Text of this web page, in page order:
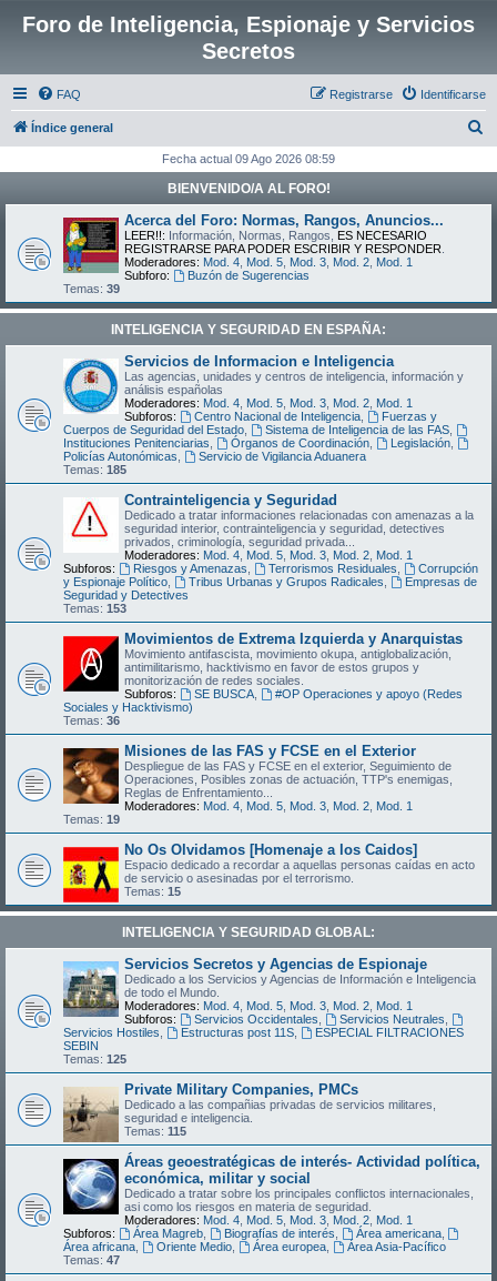
Foro de Inteligencia, Espionaje y Servicios
Secretos
FAQ Identificarse
Registrarse
Índice general
c
Fecha actual 09 Ago 2026 08:59
BIENVENIDO/A AL FORO!
Acerca del Foro: Normas, Rangos, Anuncios...
LEER!!: Información, Normas, Rangos, ES NECESARIO
REGISTRARSE PARA PODER ESCRIBIR Y RESPONDER
Moderadores: Mod. 4 Mod. 5 Mod. 3 Mod. 2 Mod. 1
Subforo:
Buzón de Sugerencias
Temas: 39
INTELIGENCIA Y SEGURIDAD EN ESPAÑA:
Servicios de Informacion e Inteligencia
Las agencias, unidades y centros de inteligencia, información y
análisis españolas
Moderadores: Mod. 4 Mod. 5 Mod. 3 Mod. 2 Mod. 1
Subforos:
Centro Nacional de Inteligencia,
Fuerzas y
Cuerpos de Seguridad del Estado
Sistema de Inteligencia de las FAS,
Instituciones Penitenciarias
Órganos de Coordinación, Legislación,
Policías Autonómicas
Servicio de Vigilancia Aduanera
Temas: 185
Contrainteligencia y Seguridad
Dedicado a tratar informaciones relacionadas con amenazas a la
seguridad interior, contrainteligencia y seguridad, detectives
privados, criminología, seguridad privada...
Moderadores: Mod. 4 Mod. 5 Mod. 3 Mod. 2 Mod. 1
Subforos:
Riesgos y Amenazas Terrorismos Residuales
Corrupción
y Espionaje Político
Tribus Urbanas y Grupos Radicales
Empresas de
Seguridad y Detectives
Temas: 153
Movimientos de Extrema Izquierda y Anarquistas
Movimiento antifascista, movimiento okupa, antiglobalización,
antimilitarismo, hacktivismo en favor de estos grupos y
monitorización de redes sociales.
Subforos:
SE BUSCA,
#OP Operaciones y apoyo (Redes
Sociales y Hacktivismo)
Temas: 36
Misiones de las FAS y FCSE en el Exterior
Despliegue de las FAS y FCSE en el exterior, Seguimiento de
Operaciones, Posibles zonas de actuación, TTP's enemigas,
Reglas de Enfrentamiento...
Moderadores: Mod. 4 Mod. 5 Mod. 3 Mod. 2 Mod. 1
Temas: 19
No Os Olvidamos [Homenaje a los Caidos]
Espacio dedicado a recordar a aquellas personas caídas en acto
de servicio o asesinadas por el terrorismo.
Temas: 15
INTELIGENCIA Y SEGURIDAD GLOBAL:
Servicios Secretos y Agencias de Espionaje
Dedicado a los Servicios y Agencias de Información e Inteligencia
de todo el Mundo.
Moderadores: Mod. 4 Mod. 5 Mod. 3 Mod. 2 Mod. 1
Subforos:
Servicios Occidentales Servicios Neutrales
Servicios Hostiles
Estructuras post 11S,
ESPECIAL FILTRACIONES
SEBIN
Temas: 125
Private Military Companies, PMCs
Dedicado a las compañias privadas de servicios militares,
seguridad e inteligencia.
Temas: 115
Áreas geoestratégicas de interés- Actividad política,
económica, militar y social
Dedicado a tratar sobre los principales conflictos internacionales,
asi como los riesgos en materia de seguridad.
Moderadores: Mod. 4 Mod. 5 Mod. 3 Mod. 2 Mod. 1
Subforos:
Área Magreb, Biografías de interés Área americana,
Área africana
Oriente Medio, Área europea,
Área Asia-Pacífico
Temas: 47